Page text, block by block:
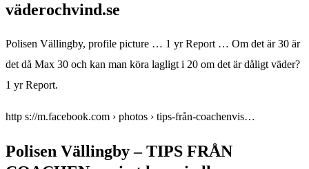
väderochvind.se
Polisen Vällingby, profile picture … 1 yr Report … Om det är 30 är
det då Max 30 och kan man köra lagligt i 20 om det är dåligt väder?
1 yr Report.
http s://m.facebook.com › photos › tips-från-coachenvis…
Polisen Vällingby – TIPS FRÅN